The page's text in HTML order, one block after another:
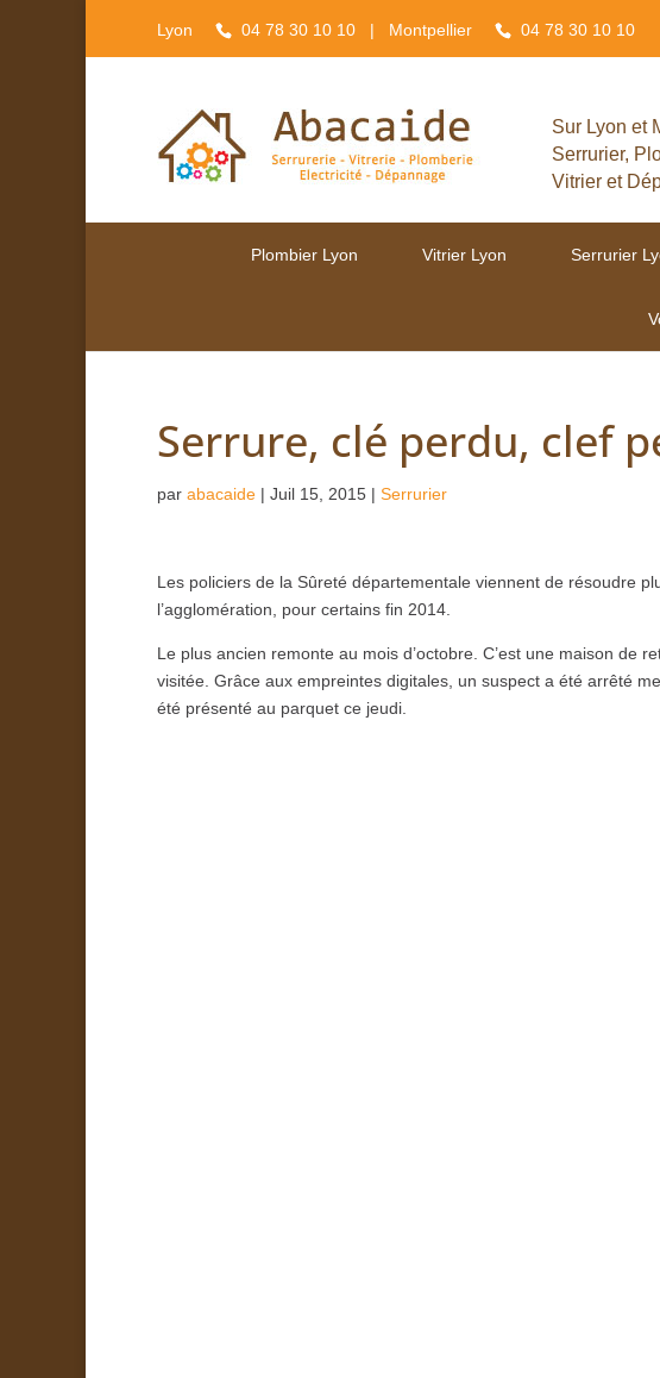
Lyon 04 78 30 10 10 | Montpellier 04 78 30 10 10
Sur Lyon et
Serrurier,
Vitrier et
Plombier Lyon Vitrier Lyon Serrurier
Serrure, clé perdu, clef
par abacaide | Juil 15, 2015 | Serrurier
Les policiers de la Sûreté départementale viennent de résoudre
l’agglomération, pour certains fin 2014.
Le plus ancien remonte au mois d’octobre. C’est une maison de
visitée. Grâce aux empreintes digitales, un suspect a été arrêté
été présenté au parquet ce jeudi.